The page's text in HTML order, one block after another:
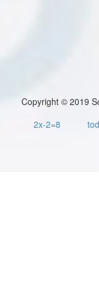
Copyright © 2019
2x-2=8